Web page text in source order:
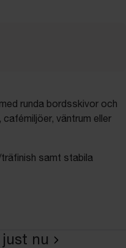
runda bordsskivor och
väntrum eller
samt stabila
nu